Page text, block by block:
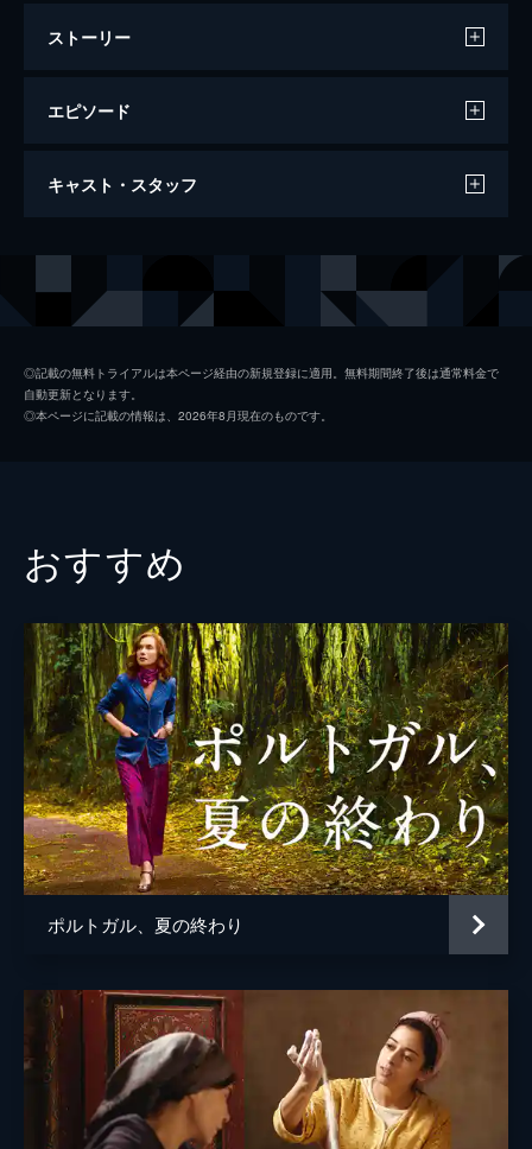
ストーリー
エピソード
ベルナデット 最強のファーストレディ
キャスト・スタッフ
ベルナール・ニケ ドゥニ・ポダリデス
スカリ・デルペラト
バーバラ・シュルツ
ヴァンサン・プリマ
監督 レア・ドムナック
脚本 レア・ドムナック
クレマンス・ダルジャン
音楽 アン＝ソフィ・ヴェルスネヤン
アントワーヌ・ルアン
◎記載の無料トライアルは本ページ経由の新規登録に適用。無料期間終了後は通常料金で
自動更新となります。
◎本ページに記載の情報は、2026年8月現在のものです。
おすすめ
ポルトガル、夏の終わり